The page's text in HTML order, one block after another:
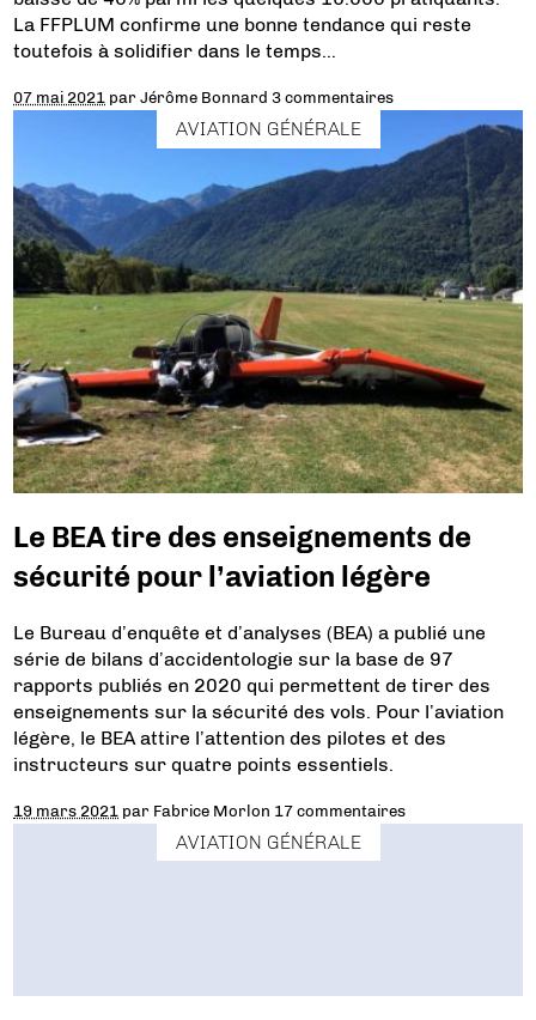
La FFPLUM confirme une bonne tendance qui reste
toutefois à solidifier dans le temps…
07 mai 2021 parJérôme Bonnard 3 commentaires
AVIATION GÉNÉRALE
Le BEA tire des enseignements de
sécurité pour l’aviation légère
Le Bureau d’enquête et d’analyses (BEA) a publié une
série de bilans d’accidentologie sur la base de 97
rapports publiés en 2020 qui permettent de tirer des
enseignements sur la sécurité des vols. Pour l’aviation
légère, le BEA attire l’attention des pilotes et des
instructeurs sur quatre points essentiels.
19 mars 2021 par Fabrice Morlon 17 commentaires
AVIATION GÉNÉRALE